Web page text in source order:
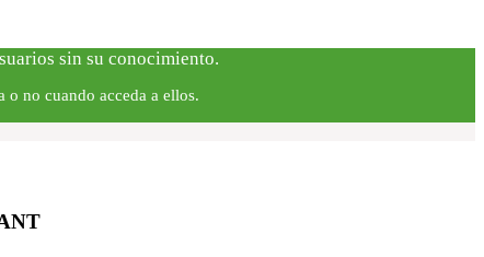
sin su conocimiento.
o no cuando acceda a ellos.